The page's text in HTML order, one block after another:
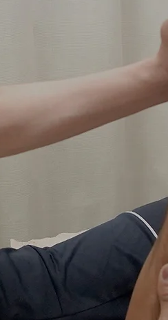
当院のコ
当院は適切な衛生管
や自治体からの情報
イルス感染予防対策